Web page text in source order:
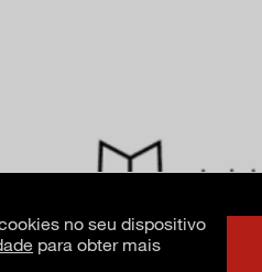
no seu dispositivo
para obter mais